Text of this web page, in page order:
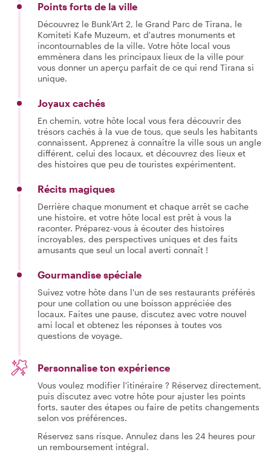
Points forts de la ville
Découvrez le Bunk'Art 2, le Grand Parc de Tirana, le
Komiteti Kafe Muzeum, et d'autres monuments et
incontournables de la ville. Votre hôte local vous
emmènera dans les principaux lieux de la ville pour
vous donner un aperçu parfait de ce qui rend Tirana si
unique.
Joyaux cachés
En chemin, votre hôte local vous fera découvrir des
trésors cachés à la vue de tous, que seuls les habitants
connaissent. Apprenez à connaître la ville sous un angle
différent, celui des locaux, et découvrez des lieux et
des histoires que peu de touristes expérimentent.
Récits magiques
Derrière chaque monument et chaque arrêt se cache
une histoire, et votre hôte local est prêt à vous la
raconter. Préparez-vous à écouter des histoires
incroyables, des perspectives uniques et des faits
amusants que seul un local averti connaît !
Gourmandise spéciale
Suivez votre hôte dans l'un de ses restaurants préférés
pour une collation ou une boisson appréciée des
locaux. Faites une pause, discutez avec votre nouvel
ami local et obtenez les réponses à toutes vos
questions de voyage.
Personnalise ton expérience
Vous voulez modifier l'itinéraire ? Réservez directement,
puis discutez avec votre hôte pour ajuster les points
forts, sauter des étapes ou faire de petits changements
selon vos préférences.
Réservez sans risque. Annulez dans les 24 heures pour
un remboursement intégral.